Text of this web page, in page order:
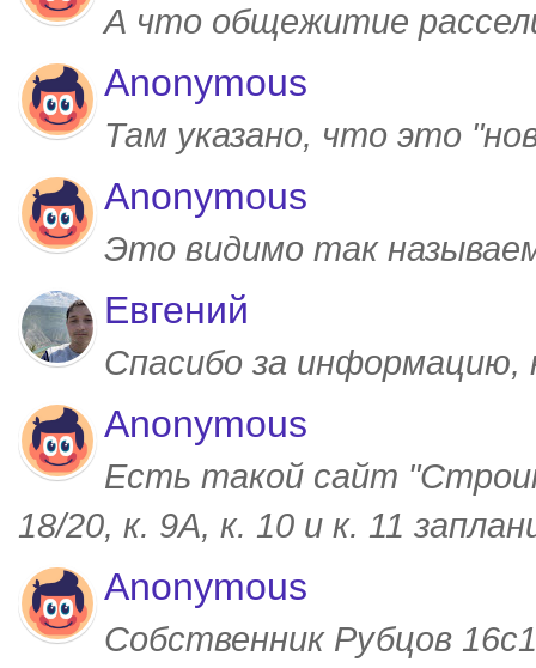
А что общежитие
Anonymous
Там указано, что это
Anonymous
Это видимо так
Евгений
Спасибо за
Anonymous
Есть такой сайт
18/20, к. 9А, к. 10 и к. 11
Anonymous
Собственник Рубцов